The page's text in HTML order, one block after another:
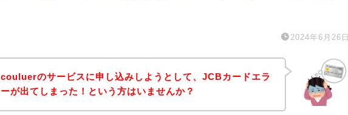
2024年6月26日
couluerのサービスに申し込みしようとして、JCBカードエラ
ーが出てしまった！という方はいませんか？